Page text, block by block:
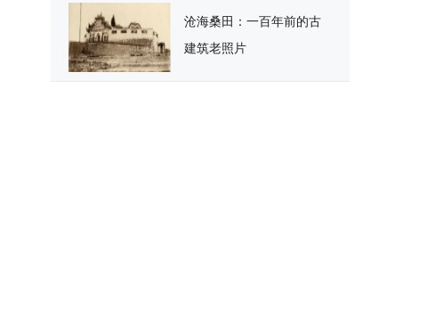
沧海桑田：一百年前的古
建筑老照片